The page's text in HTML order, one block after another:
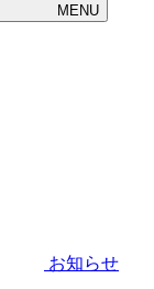
MENU
お知らせ